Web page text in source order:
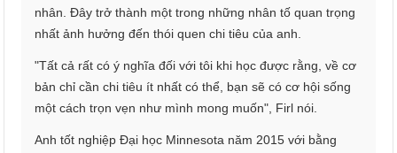
nhân. Đây trở thành một trong những nhân tố quan trọng
nhất ảnh hưởng đến thói quen chi tiêu của anh.
"Tất cả rất có ý nghĩa đối với tôi khi học được rằng, về cơ
bản chỉ cần chi tiêu ít nhất có thể, bạn sẽ có cơ hội sống
một cách trọn vẹn như mình mong muốn", Firl nói.
Anh tốt nghiệp Đại học Minnesota năm 2015 với bằng